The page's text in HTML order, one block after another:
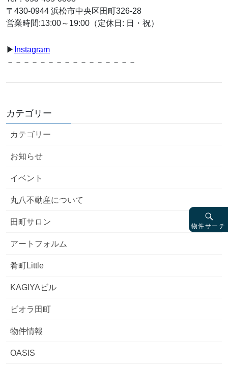
〒430-0944 浜松市中央区田町326-28
営業時間:13:00～19:00（定休日: 日・祝）
▶︎ Instagram
－－－－－－－－－－－－－－－－
カテゴリー
カテゴリー
お知らせ
イベント
丸八不動産について
田町サロン
アートフォルム
肴町Little
KAGIYAビル
ビオラ田町
物件情報
OASIS
物件サーチ